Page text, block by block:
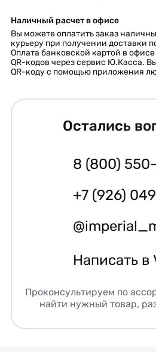
Наличный расчет в офисе
Вы можете оплатить заказ
курьеру при получении доставки
Оплата банковской картой в
QR-кодов через сервис Ю.Касса.
QR-коду с помощью приложения
Остались
8 (800)
+7 (926)
Написать в
Проконсультируем по
найти нужный товар,